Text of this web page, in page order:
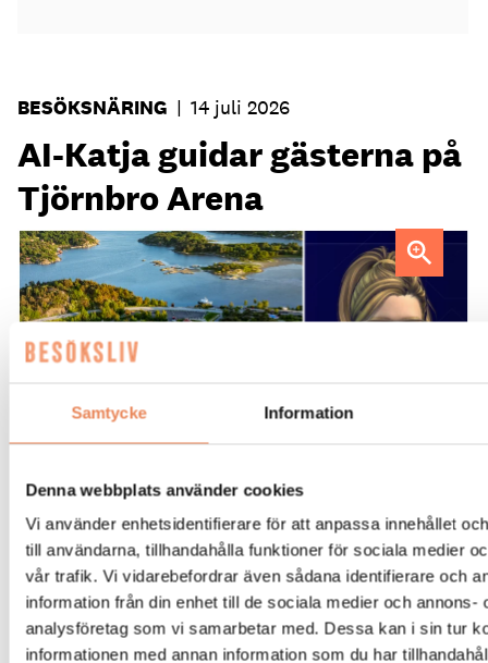
Samtycke Information
Denna webbplats använder cookies
Vi använder enhetsidentifierare för att anpassa innehållet
till användarna, tillhandahålla funktioner för sociala medier
vår trafik. Vi vidarebefordrar även sådana identifierare och
information från din enhet till de sociala medier och annons-
analysföretag som vi samarbetar med. Dessa kan i sin tur
informationen med annan information som du har
BESÖKSNÄRING | 14 juli 2026
AI-Katja guidar gästerna på
Tjörnbro Arena
AI-medarbetaren Katja tillträdde i tjänst i april.
REPORTAGE. Hon är medarbetaren
som kan över 100 språk och jobbar
dygnet runt. Tjörnbro Arenas AI-
assistent Katja är under utbildning och
tränas i att svara på gästernas vanliga